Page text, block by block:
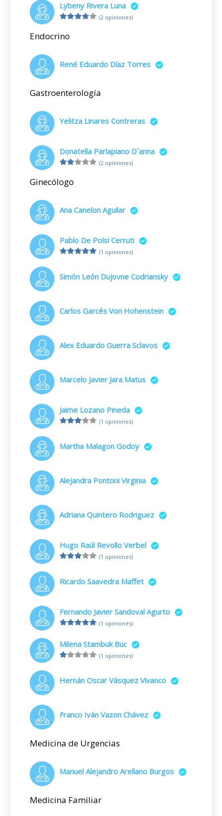
Lybeny Rivera Luna
(2 opiniones)
Endocrino
René Eduardo Díaz Torres
Gastroenterología
Yelitza Linares Contreras
Donatella Parlapiano D´anna
(2 opiniones)
Ginecólogo
Ana Canelon Aguilar
Pablo De Polsi Cerruti
(1 opiniones)
Simón León Dujovne Codriansky
Carlos Garcés Von Hohenstein
Alex Eduardo Guerra Sclavos
Marcelo Javier Jara Matus
Jaime Lozano Pineda
(1 opiniones)
Martha Malagon Godoy
Alejandra Pontoni Virginia
Adriana Quintero Rodriguez
Hugo Raúl Revollo Verbel
(1 opiniones)
Ricardo Saavedra Maffet
Fernando Javier Sandoval Agurto
(1 opiniones)
Milena Stambuk Buc
(1 opiniones)
Hernán Oscar Vásquez Vivanco
Franco Iván Vazon Chávez
Medicina de Urgencias
Manuel Alejandro Arellano Burgos
Medicina Familiar